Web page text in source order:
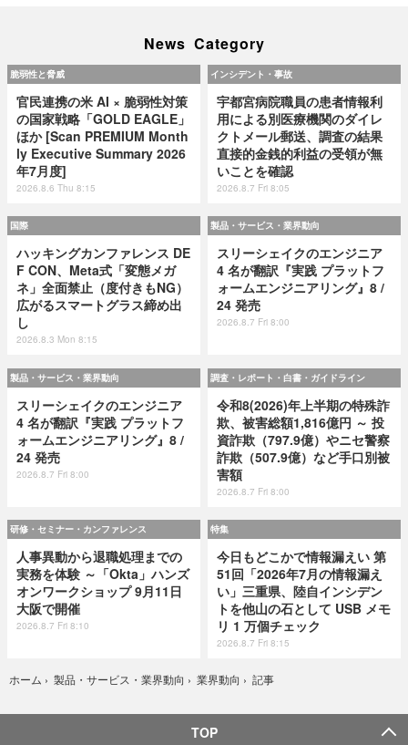
News Category
脆弱性と脅威
官民連携の米 AI × 脆弱性対策
の国家戦略「GOLD EAGLE」
ほか [Scan PREMIUM Month
ly Executive Summary 2026
年7月度]
2026.8.6 Thu 8:15
インシデント・事故
宇都宮病院職員の患者情報利
用による別医療機関のダイレ
クトメール郵送、調査の結果
直接的金銭的利益の受領が無
いことを確認
2026.8.7 Fri 8:05
国際
ハッキングカンファレンス DE
F CON、Meta式「変態メガ
ネ」全面禁止（度付きもNG）
広がるスマートグラス締め出
し
2026.8.3 Mon 8:15
製品・サービス・業界動向
スリーシェイクのエンジニア
4 名が翻訳『実践 プラットフ
ォームエンジニアリング』8 /
24 発売
2026.8.7 Fri 8:00
製品・サービス・業界動向
スリーシェイクのエンジニア
4 名が翻訳『実践 プラットフ
ォームエンジニアリング』8 /
24 発売
2026.8.7 Fri 8:00
調査・レポート・白書・ガイドライン
令和8(2026)年上半期の特殊詐
欺、被害総額1,816億円 ～ 投
資詐欺（797.9億）やニセ警察
詐欺（507.9億）など手口別被
害額
2026.8.7 Fri 8:00
研修・セミナー・カンファレンス
人事異動から退職処理までの
実務を体験 ～「Okta」ハンズ
オンワークショップ 9月11日
大阪で開催
2026.8.7 Fri 8:10
特集
今日もどこかで情報漏えい 第
51回「2026年7月の情報漏え
い」三重県、陸自インシデン
トを他山の石として USB メモ
リ 1 万個チェック
2026.8.7 Fri 8:15
ホーム › 製品・サービス・業界動向 › 業界動向 › 記事
TOP